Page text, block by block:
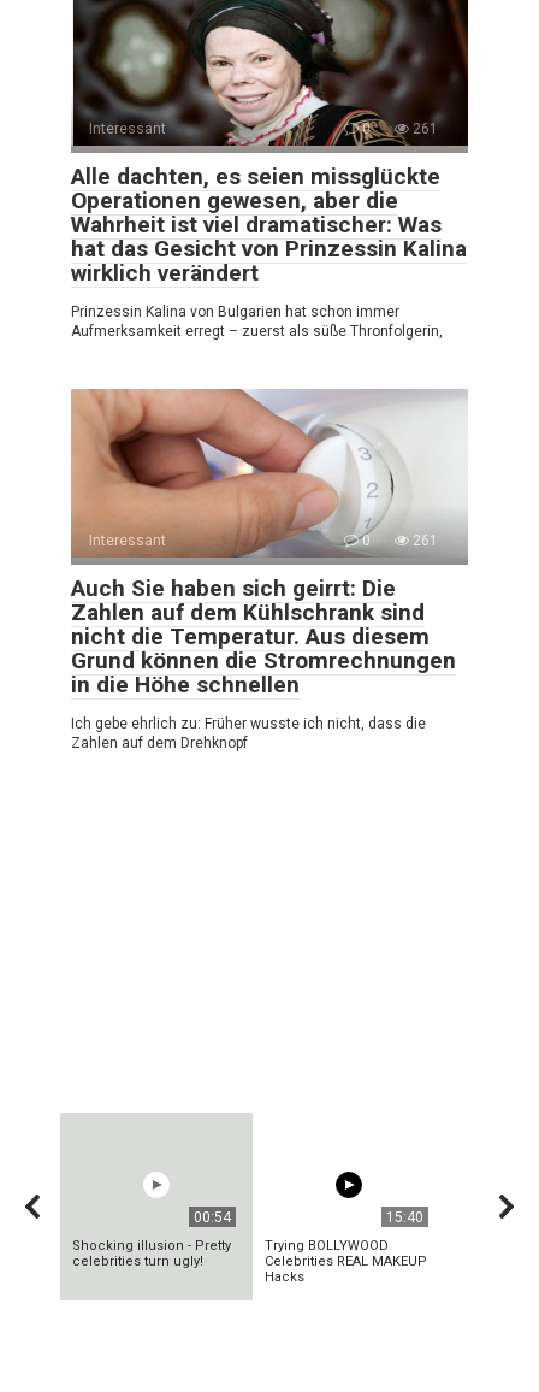
Interessant 0 261
Alle dachten, es seien missglückte
Operationen gewesen, aber die
Wahrheit ist viel dramatischer: Was
hat das Gesicht von Prinzessin Kalina
wirklich verändert
Prinzessin Kalina von Bulgarien hat schon immer
Aufmerksamkeit erregt – zuerst als süße Thronfolgerin,
Interessant 0 261
Auch Sie haben sich geirrt: Die
Zahlen auf dem Kühlschrank sind
nicht die Temperatur. Aus diesem
Grund können die Stromrechnungen
in die Höhe schnellen
Ich gebe ehrlich zu: Früher wusste ich nicht, dass die
Zahlen auf dem Drehknopf
00:54
Shocking illusion - Pretty
celebrities turn ugly!
15:40
Trying BOLLYWOOD
Celebrities REAL MAKEUP
Hacks